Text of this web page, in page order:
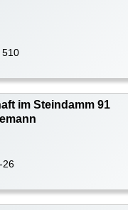
510
im Steindamm 91
26